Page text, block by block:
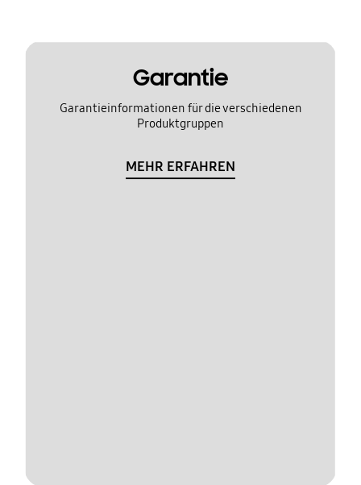
Garantie
Garantieinformationen für die verschiedenen
Produktgruppen
MEHR ERFAHREN